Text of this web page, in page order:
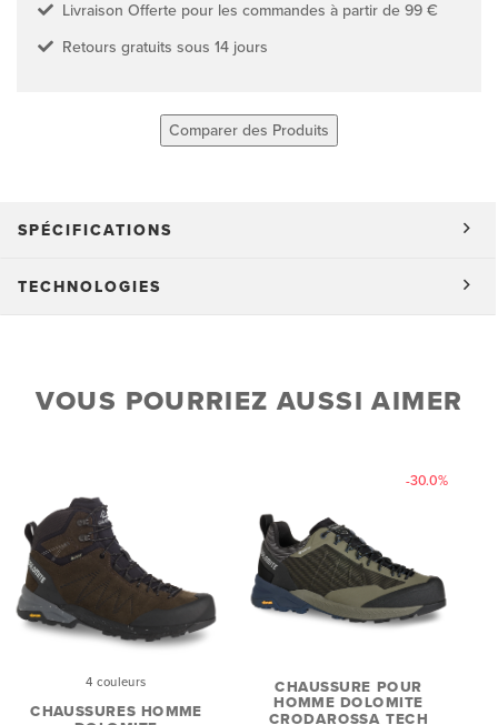
Livraison Offerte pour les commandes à partir de 99 €
Retours gratuits sous 14 jours
Comparer des Produits
SPÉCIFICATIONS
TECHNOLOGIES
VOUS POURRIEZ AUSSI AIMER
4 couleurs
CHAUSSURES HOMME
-30.0%
CHAUSSURE POUR
HOMME DOLOMITE
CRODAROSSA TECH